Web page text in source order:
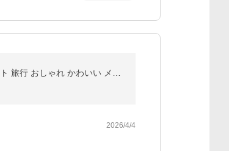
2026/4/4